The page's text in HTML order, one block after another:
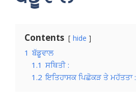
Contents hide
1 ਬੱਡੂਵਾਲ
1.1 ਸਥਿਤੀ :
1.2 ਇਤਿਹਾਸਕ ਪਿਛੋਕੜ ਤੇ ਮਹੱਤਤਾ :